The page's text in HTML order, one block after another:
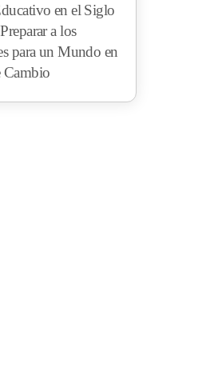
en el Siglo
a los
para un Mundo en
Cambio